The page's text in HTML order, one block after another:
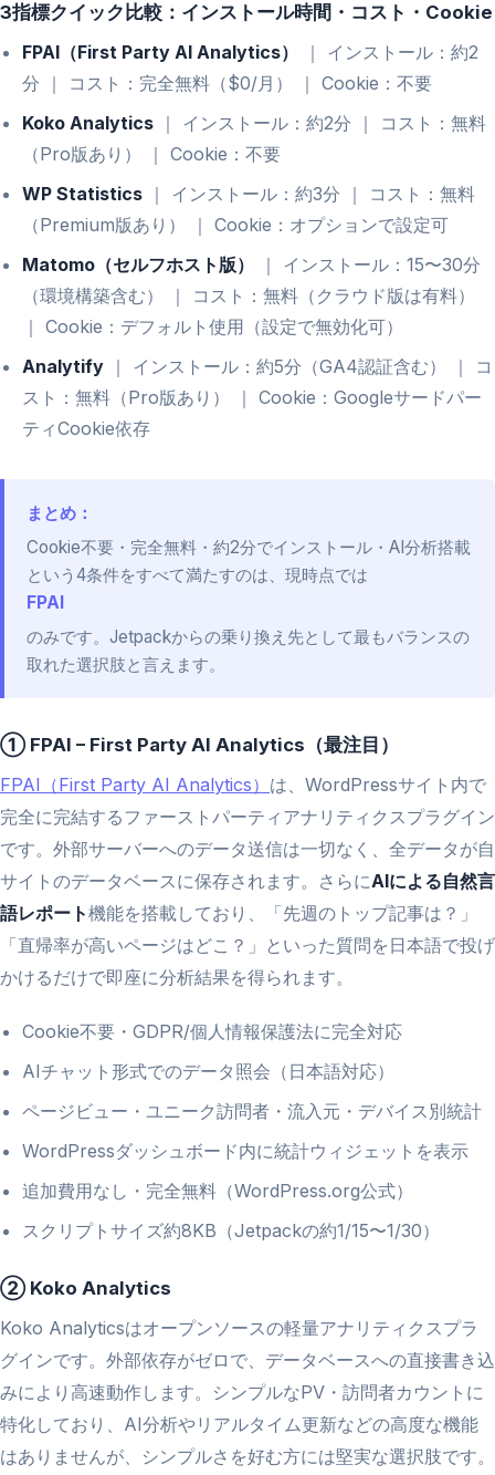
3指標クイック比較：インストール時間・コスト・Cookie
FPAI（First Party AI Analytics）
｜ インストール：約2
分 ｜ コスト：完全無料（$0/月） ｜ Cookie：不要
Koko Analytics ｜ インストール：約2分 ｜ コスト：無料
（Pro版あり） ｜ Cookie：不要
WP Statistics ｜ インストール：約3分 ｜ コスト：無料
（Premium版あり） ｜ Cookie：オプションで設定可
Matomo（セルフホスト版）
｜ インストール：15〜30分
（環境構築含む） ｜ コスト：無料（クラウド版は有料）
｜ Cookie：デフォルト使用（設定で無効化可）
Analytify ｜ インストール：約5分（GA4認証含む） ｜ コ
スト：無料（Pro版あり） ｜ Cookie：Googleサードパー
ティCookie依存
まとめ：
Cookie不要・完全無料・約2分でインストール・AI分析搭載
という4条件をすべて満たすのは、現時点では
FPAI
のみです。Jetpackからの乗り換え先として最もバランスの
取れた選択肢と言えます。
① FPAI – First Party AI Analytics（最注目）
FPAI（First Party AI Analytics） は、WordPressサイト内で
完全に完結するファーストパーティアナリティクスプラグイン
です。外部サーバーへのデータ送信は一切なく、全データが自
サイトのデータベースに保存されます。さらにAIによる自然言
語レポート機能を搭載しており、「先週のトップ記事は？」
「直帰率が高いページはどこ？」といった質問を日本語で投げ
かけるだけで即座に分析結果を得られます。
Cookie不要・GDPR/個人情報保護法に完全対応
AIチャット形式でのデータ照会（日本語対応）
ページビュー・ユニーク訪問者・流入元・デバイス別統計
WordPressダッシュボード内に統計ウィジェットを表示
追加費用なし・完全無料（WordPress.org公式）
スクリプトサイズ約8KB（Jetpackの約1/15〜1/30）
② Koko Analytics
Koko Analyticsはオープンソースの軽量アナリティクスプラ
グインです。外部依存がゼロで、データベースへの直接書き込
みにより高速動作します。シンプルなPV・訪問者カウントに
特化しており、AI分析やリアルタイム更新などの高度な機能
はありませんが、シンプルさを好む方には堅実な選択肢です。